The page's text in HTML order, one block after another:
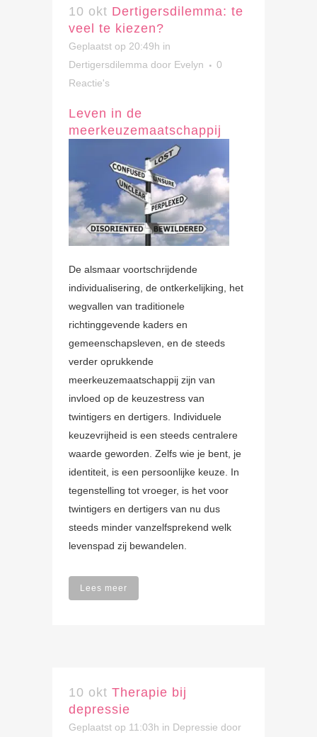
10 okt Dertigersdilemma: te
veel te kiezen?
Geplaatst op 20:49h in
Dertigersdilemma door Evelyn
0
Reactie's
Leven in de
meerkeuzemaatschappij
De alsmaar voortschrijdende
individualisering, de ontkerkelijking, het
wegvallen van traditionele
richtinggevende kaders en
gemeenschapsleven, en de steeds
verder oprukkende
meerkeuzemaatschappij zijn van
invloed op de keuzestress van
twintigers en dertigers. Individuele
keuzevrijheid is een steeds centralere
waarde geworden. Zelfs wie je bent, je
identiteit, is een persoonlijke keuze. In
tegenstelling tot vroeger, is het voor
twintigers en dertigers van nu dus
steeds minder vanzelfsprekend welk
levenspad zij bewandelen.
Lees meer
10 okt Therapie bij
depressie
Geplaatst op 11:03h in Depressie door